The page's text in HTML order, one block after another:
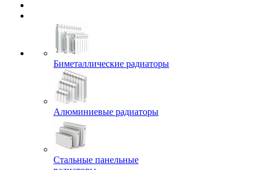
Биметаллические радиаторы
Алюминиевые радиаторы
Стальные панельные